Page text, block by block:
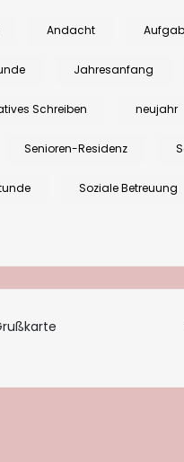
Andacht
Jahresanfang
Schreiben neujahr
Senioren-Residenz
Soziale Betreuung